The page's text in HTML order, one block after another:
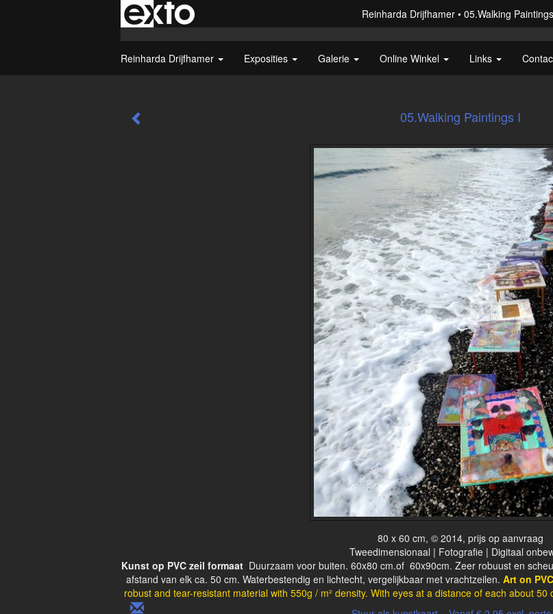
Reinharda Drijfhamer 05.Walking
Reinharda Drijfhamer Exposities Galerie Online Winkel Links
05.Walking Paintings I
80 x 60 cm, © 2014, prijs op aanvraag
Tweedimensionaal | Fotografie | Digitaal
Kunst op PVC zeil formaat Duurzaam voor buiten. 60x80 cm.of 60x90cm. Zeer robuust en
afstand van elk ca. 50 cm. Waterbestendig en lichtecht, vergelijkbaar met vrachtzeilen. Art on
robust and tear-resistant material with 550g / m² density. With eyes at a distance of each about 50